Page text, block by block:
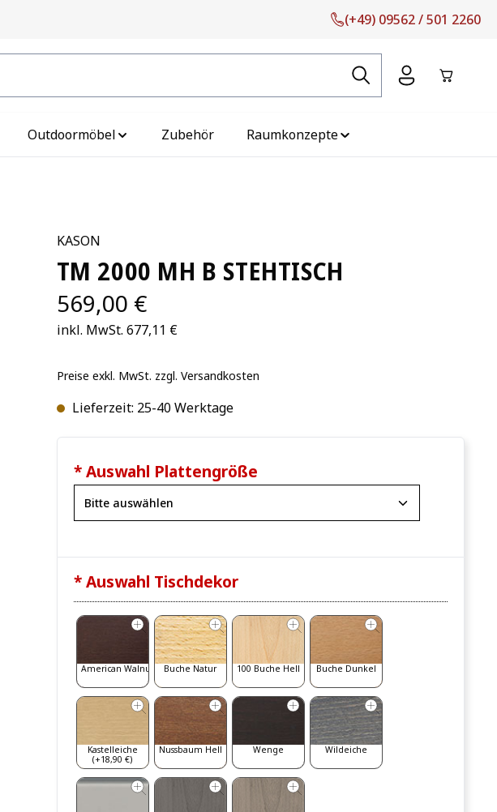
(+49) 09562 / 501 2260
Outdoormöbel Zubehör Raumkonzepte
KASON
TM 2000 MH B STEHTISCH
569,00 €
inkl. MwSt. 677,11 €
Preise exkl. MwSt. zzgl. Versandkosten
Lieferzeit: 25-40 Werktage
* Auswahl Plattengröße
* Auswahl Tischdekor
American Walnut Buche Natur 100 Buche Hell Buche Dunkel
Kastelleiche
(+18,90 €)
Nussbaum Hell Wenge Wildeiche